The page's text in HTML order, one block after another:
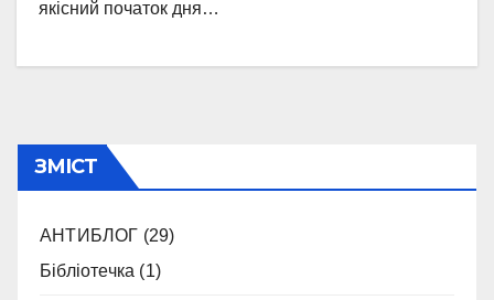
якісний початок дня…
ЗМІСТ
АНТИБЛОГ (29)
Бібліотечка (1)